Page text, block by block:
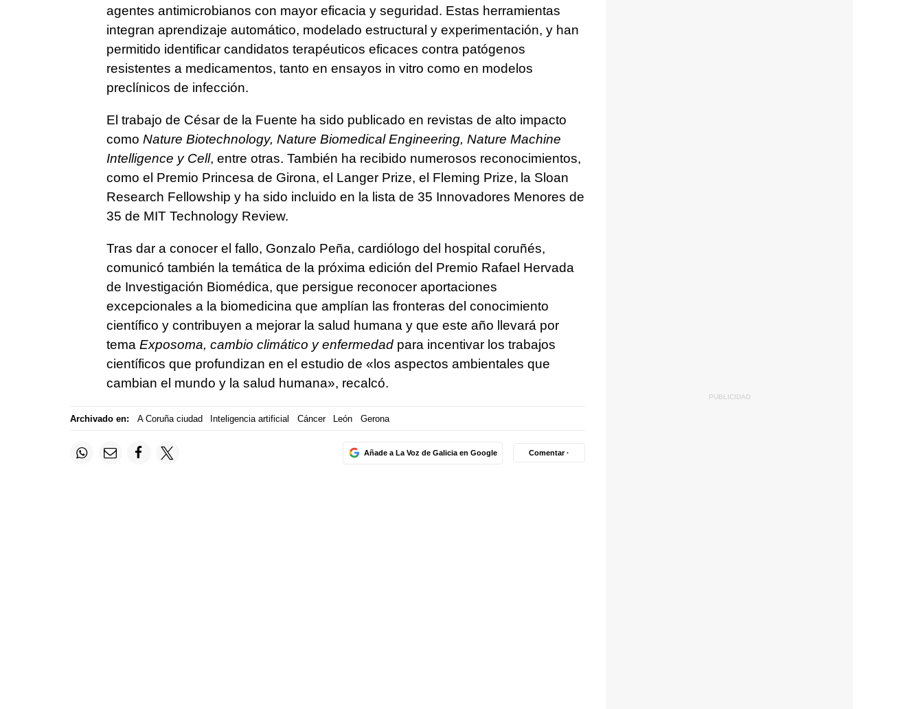
agentes antimicrobianos con mayor eficacia y seguridad. Estas herramientas
integran aprendizaje automático, modelado estructural y experimentación, y han
permitido identificar candidatos terapéuticos eficaces contra patógenos
resistentes a medicamentos, tanto en ensayos in vitro como en modelos
preclínicos de infección.
El trabajo de César de la Fuente ha sido publicado en revistas de alto impacto
como Nature Biotechnology, Nature Biomedical Engineering, Nature Machine
Intelligence y Cell, entre otras. También ha recibido numerosos reconocimientos,
como el Premio Princesa de Girona, el Langer Prize, el Fleming Prize, la Sloan
Research Fellowship y ha sido incluido en la lista de 35 Innovadores Menores de
35 de MIT Technology Review.
Tras dar a conocer el fallo, Gonzalo Peña, cardiólogo del hospital coruñés,
comunicó también la temática de la próxima edición del Premio Rafael Hervada
de Investigación Biomédica, que persigue reconocer aportaciones
excepcionales a la biomedicina que amplían las fronteras del conocimiento
científico y contribuyen a mejorar la salud humana y que este año llevará por
tema Exposoma, cambio climático y enfermedad para incentivar los trabajos
científicos que profundizan en el estudio de «los aspectos ambientales que
cambian el mundo y la salud humana», recalcó.
Archivado en: A Coruña ciudad Inteligencia artificial Cáncer León Gerona
Añade a La Voz de Galicia en Google Comentar ·